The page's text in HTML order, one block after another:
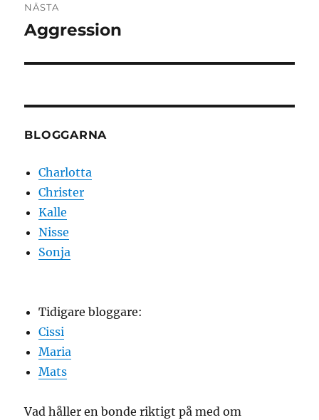
NÄSTA
Nästa
Aggression
BLOGGARNA
Charlotta
Christer
Kalle
Nisse
Sonja
Tidigare bloggare:
Cissi
Maria
Mats
Vad håller en bonde riktigt på med om